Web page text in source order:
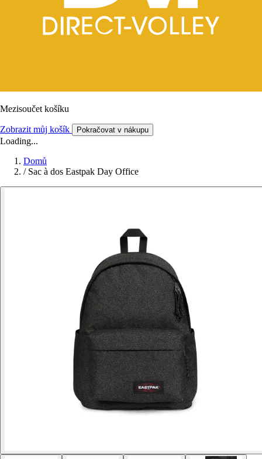
Mezisoučet košíku
Zobrazit můj košík Pokračovat v nákupu
Loading...
Domů
/ Sac à dos Eastpak Day Office